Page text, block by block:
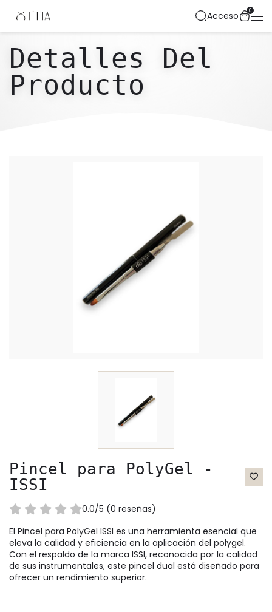
Acceso 0
Detalles Del
Producto
Pincel para PolyGel -
ISSI
0.0/5 (0 reseñas)
El Pincel para PolyGel ISSI es una herramienta esencial que
eleva la calidad y eficiencia en la aplicación del polygel.
Con el respaldo de la marca ISSI, reconocida por la calidad
de sus instrumentales, este pincel dual está diseñado para
ofrecer un rendimiento superior.